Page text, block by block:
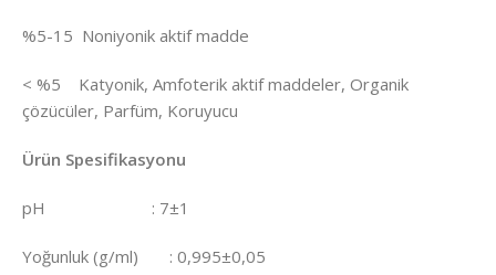
%5-15 Noniyonik aktif madde
< %5 Katyonik, Amfoterik aktif maddeler, Organik
çözücüler, Parfüm, Koruyucu
Ürün Spesifikasyonu
pH : 7±1
Yoğunluk (g/ml) : 0,995±0,05